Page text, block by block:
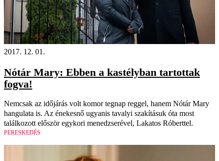
2017. 12. 01.
Nótár Mary: Ebben a kastélyban tartottak
fogva!
Nemcsak az időjárás volt komor tegnap reggel, hanem Nótár Mary
hangulata is. Az énekesnő ugyanis tavalyi szakításuk óta most
találkozott először egykori menedzserével, Lakatos Róberttel.
PERESKEDÉS